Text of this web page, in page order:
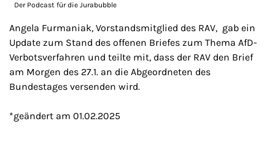
Der Podcast für die Jurabubble
Angela Furmaniak, Vorstandsmitglied des RAV, gab ein
Update zum Stand des offenen Briefes zum Thema AfD-
Verbotsverfahren und teilte mit, dass der RAV den Brief
am Morgen des 27.1. an die Abgeordneten des
Bundestages versenden wird.
*geändert am 01.02.2025